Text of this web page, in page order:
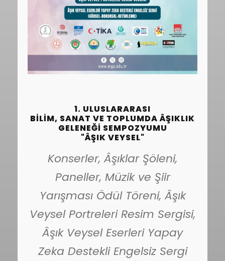
1. ULUSLARARASI
BILIM, SANAT VE TOPLUMDA ÂŞIKLIK
GELENEĞI SEMPOZYUMU
"ÂŞIK VEYSEL"
Konserler, Âşıklar Şöleni,
Paneller, Müzik ve Şiir
Yarışması Ödül Töreni, Âşık
Veysel Portreleri Resim Sergisi,
Âşık Veysel Eserleri Yapay
Zeka Destekli Engelsiz Sergi